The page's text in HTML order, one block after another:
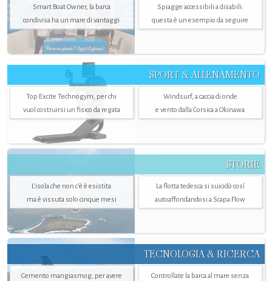
Smart Boat Owner, la barca
condivisa ha un mare di vantaggi
Spiagge accessibili a disabili:
questa è un esempio da seguire
SPORT & ALLENAMENTO
Top Excite Technogym, per chi
vuol costruirsi un fisico da regata
Windsurf, a caccia di onde
e vento dalla Corsica a Okinawa
STORIE
L’isola che non c'è è esistita
ma è vissuta solo cinque mesi
La flotta tedesca si suicidò così
autoaffondandosi a Scapa Flow
TECNOLOGIA & RICERCA
Cemento mangiasmog, per avere
Controllate la barca al mare senza